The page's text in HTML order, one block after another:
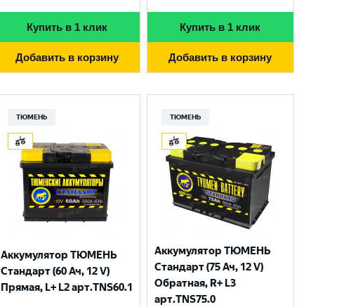
Купить в 1 клик
Добавить в корзину
Купить в 1 клик
Добавить в корзину
ТЮМЕНЬ
Аккумулятор ТЮМЕНЬ
Стандарт (60 Ач, 12 V)
Прямая, L+ L2 арт.TNS60.1
ТЮМЕНЬ
Аккумулятор ТЮМЕНЬ
Стандарт (75 Ач, 12 V)
Обратная, R+ L3
арт.TNS75.0